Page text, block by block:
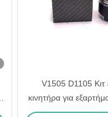
V1505 D1105 Κιτ
κινητήρα για
16060-